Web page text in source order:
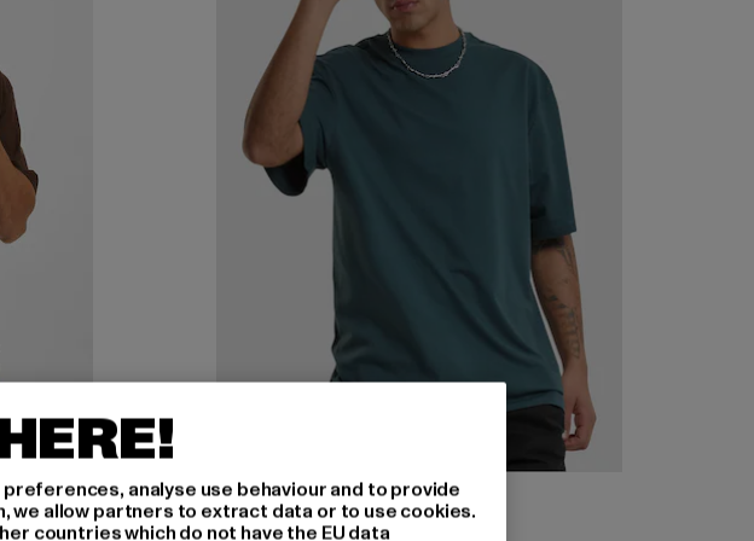
19,99 URBAN CLASSICS
Tall
analyse use behaviour and to provide
allow partners to extract data or to use cookies.
countries which do not have the EU data